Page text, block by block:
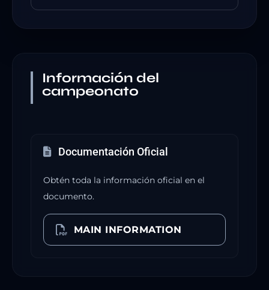
Información del
campeonato
Documentación Oficial
Obtén toda la información oficial en el
documento.
MAIN INFORMATION